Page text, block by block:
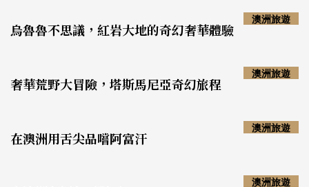
烏魯魯不思議，紅岩大地的奇幻奢華體驗
澳洲旅遊
奢華荒野大冒險，塔斯馬尼亞奇幻旅程
澳洲旅遊
在澳洲用舌尖品嚐阿富汗
澳洲旅遊
澳洲旅遊